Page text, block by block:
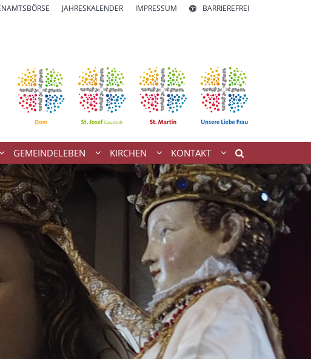
JAHRESKALENDER IMPRESSUM BARRIEREFREI
GEMEINDELEBEN KIRCHEN KONTAKT